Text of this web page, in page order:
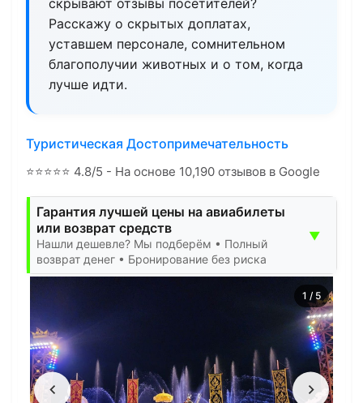
Расскажу о скрытых доплатах,
уставшем персонале, сомнительном
благополучии животных и о том, когда
лучше идти.
Туристическая Достопримечательность
⭐⭐⭐⭐⭐ 4.8/5 - На основе 10,190 отзывов в Google
Гарантия лучшей цены на авиабилеты
или возврат средств
Нашли дешевле? Мы подберём • Полный
возврат денег • Бронирование без риска
▼
1 / 5